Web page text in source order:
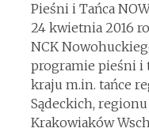
Pieśni i Tańca
24 kwietnia 2016
NCK
programie pieśni i
kraju m.in. tańce
Sądeckich,
Krakowiaków